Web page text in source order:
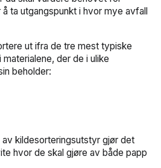
å ta utgangspunkt i hvor mye avfall
ut ifra de tre mest typiske
der de i ulike
beholder:
av kildesorteringsutstyr gjør det
hvor de skal gjøre av både papp